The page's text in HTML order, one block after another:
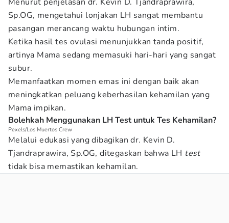
Sp.OG, mengetahui lonjakan LH sangat membantu
pasangan merancang waktu hubungan intim.
Ketika hasil tes ovulasi menunjukkan tanda positif,
artinya Mama sedang memasuki hari-hari yang sangat
subur.
Memanfaatkan momen emas ini dengan baik akan
meningkatkan peluang keberhasilan kehamilan yang
Mama impikan.
Bolehkah Menggunakan LH Test untuk Tes Kehamilan?
Pexels/Los Muertos Crew
Melalui edukasi yang dibagikan dr. Kevin D.
Tjandraprawira, Sp.OG, ditegaskan bahwa LH test
tidak bisa memastikan kehamilan.